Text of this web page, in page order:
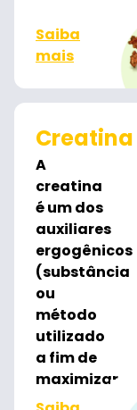
Saiba
mais
Creatina
A
creatina
é um dos
auxiliares
ergogênicos
(substância
ou
método
utilizado
a fim de
maximizar...